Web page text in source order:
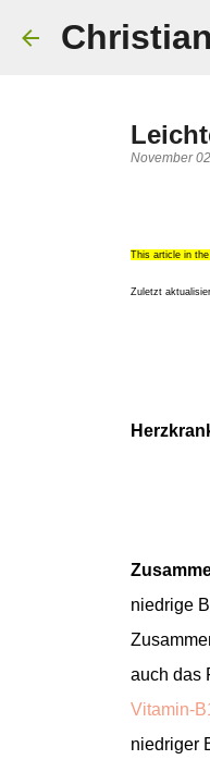
November
This article in
Zuletzt
niedrige
auch das
Vitamin-
niedriger